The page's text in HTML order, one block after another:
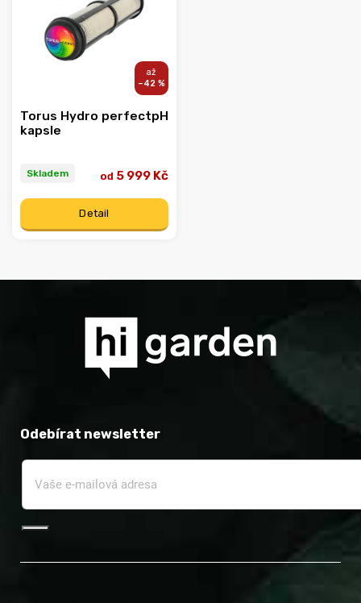
Abecedně
–42 %
Torus Hydro perfectpH
kapsle
Skladem od 5 999 Kč
Detail
Odebírat newsletter